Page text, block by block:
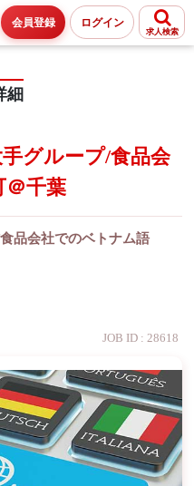
会員登録 ログイン
求人検索
細
手グループ/食品会
＠千葉
品会社でのベトナム語
JOB ID : 28618